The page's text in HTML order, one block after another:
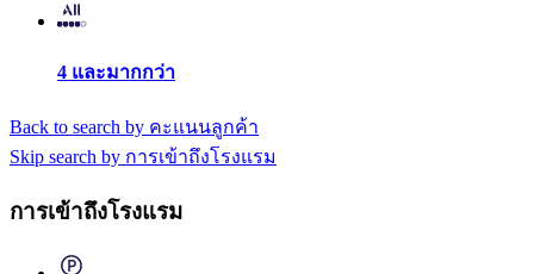
4 และมากกว่า
Back to search by คะแนนลูกค้า
Skip search by การเข้าถึงโรงแรม
การเข้าถึงโรงแรม